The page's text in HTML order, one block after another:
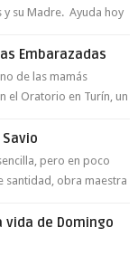
y su Madre. Ayuda hoy
Embarazadas
de las mamás
el Oratorio en Turín, un
pero en poco
santidad, obra maestra
de Domingo